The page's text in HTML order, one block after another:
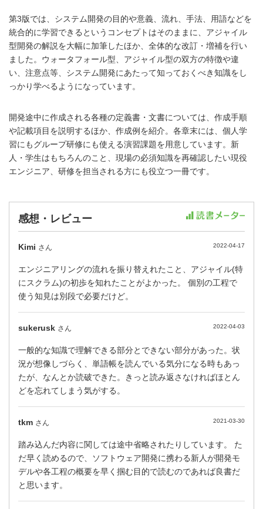
第3版では、システム開発の目的や意義、流れ、手法、用語などを
統合的に学習できるというコンセプトはそのままに、アジャイル
型開発の解説を大幅に加筆したほか、全体的な改訂・増補を行い
ました。ウォータフォール型、アジャイル型の双方の特徴や違
い、注意点等、システム開発にあたって知っておくべき知識をし
っかり学べるようになっています。
開発途中に作成される各種の定義書・文書については、作成手順
や記載項目を説明するほか、作成例を紹介。各章末には、個人学
習にもグループ研修にも使える演習課題を用意しています。新
人・学生はもちろんのこと、現場の必須知識を再確認したい現役
エンジニア、研修を担当される方にも役立つ一冊です。
感想・レビュー
Kimi さん 2022-04-17
エンジニアリングの流れを振り替えれたこと、アジャイル(特
にスクラム)の初歩を知れたことがよかった。 個別の工程で
使う知見は別段で必要だけど。
sukerusk さん 2022-04-03
一般的な知識で理解できる部分とできない部分があった。状
況が想像しづらく、単語帳を読んでいる気分になる時もあっ
たが、なんとか読破できた。きっと読み返さなければほとん
どを忘れてしまう気がする。
tkm さん 2021-03-30
踏み込んだ内容に関しては途中省略されたりしています。 た
だ早く読めるので、ソフトウェア開発に携わる新人が開発モ
デルや各工程の概要を早く掴む目的で読むのであれば良書だ
と思います。